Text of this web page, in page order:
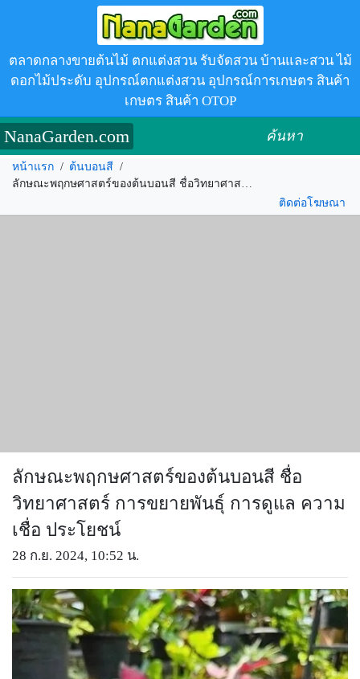
ตลาดกลางขายต้นไม้ ตกแต่งสวน รับจัดสวน บ้านและสวน ไม้
ดอกไม้ประดับ อุปกรณ์ตกแต่งสวน อุปกรณ์การเกษตร สินค้า
เกษตร สินค้า OTOP
NanaGarden.com ค้นหา
หน้าแรก / ต้นบอนสี /
ติดต่อโฆษณา
ลักษณะพฤกษศาสตร์ของต้นบอนสี ชื่อ
วิทยาศาสตร์ การขยายพันธุ์ การดูแล ความ
เชื่อ ประโยชน์
28 ก.ย. 2024, 10:52 น.